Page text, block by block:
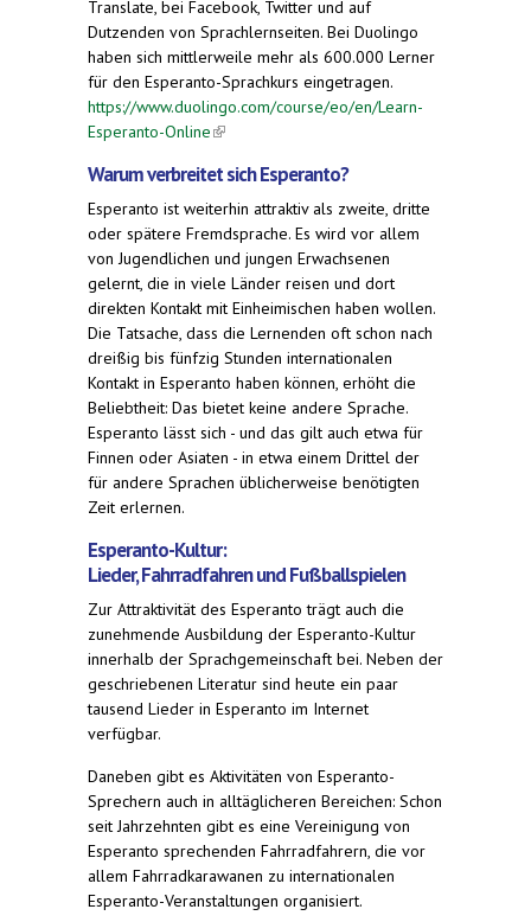
Translate, bei Facebook, Twitter und auf
Dutzenden von Sprachlernseiten. Bei Duolingo
haben sich mittlerweile mehr als 600.000 Lerner
für den Esperanto-Sprachkurs eingetragen.
https://www.duolingo.com/course/eo/en/Learn-
Esperanto-Online(link is external)
Warum verbreitet sich Esperanto?
Esperanto ist weiterhin attraktiv als zweite, dritte
oder spätere Fremdsprache. Es wird vor allem
von Jugendlichen und jungen Erwachsenen
gelernt, die in viele Länder reisen und dort
direkten Kontakt mit Einheimischen haben wollen.
Die Tatsache, dass die Lernenden oft schon nach
dreißig bis fünfzig Stunden internationalen
Kontakt in Esperanto haben können, erhöht die
Beliebtheit: Das bietet keine andere Sprache.
Esperanto lässt sich - und das gilt auch etwa für
Finnen oder Asiaten - in etwa einem Drittel der
für andere Sprachen üblicherweise benötigten
Zeit erlernen.
Esperanto-Kultur:
Lieder, Fahrradfahren und Fußballspielen
Zur Attraktivität des Esperanto trägt auch die
zunehmende Ausbildung der Esperanto-Kultur
innerhalb der Sprachgemeinschaft bei. Neben der
geschriebenen Literatur sind heute ein paar
tausend Lieder in Esperanto im Internet
verfügbar.
Daneben gibt es Aktivitäten von Esperanto-
Sprechern auch in alltäglicheren Bereichen: Schon
seit Jahrzehnten gibt es eine Vereinigung von
Esperanto sprechenden Fahrradfahrern, die vor
allem Fahrradkarawanen zu internationalen
Esperanto-Veranstaltungen organisiert.